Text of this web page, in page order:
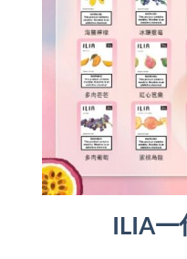
ILIA一